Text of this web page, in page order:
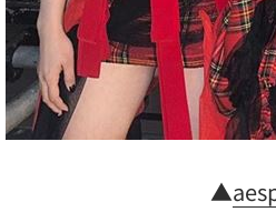
三立iNEWS新聞台線上直播
市場到酒場料理！可果美蕃茄
父親節送會拉筋
▲